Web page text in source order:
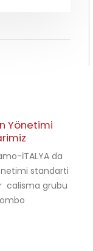
Yönetimi
İTALYA da
standarti
calisma grubu